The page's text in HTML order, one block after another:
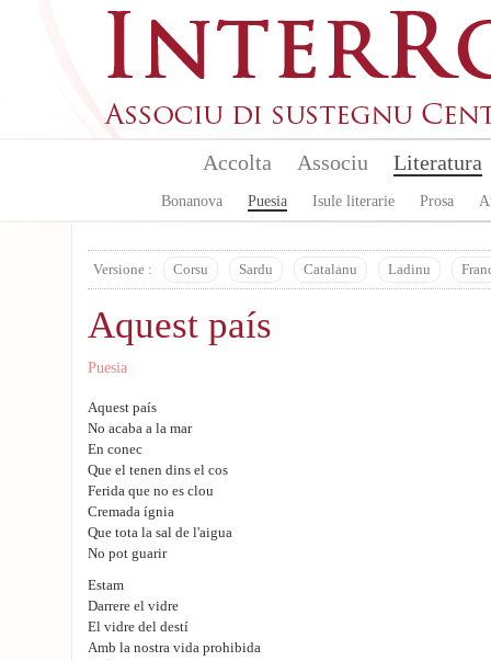
Accolta Associu Literatura
Bonanova Puesia Isule literarie Prosa
Versione : Corsu Sardu Catalanu Ladinu
Aquest país
Puesia
Aquest país
No acaba a la mar
En conec
Que el tenen dins el cos
Ferida que no es clou
Cremada ígnia
Que tota la sal de l'aigua
No pot guarir
Estam
Darrere el vidre
El vidre del destí
Amb la nostra vida prohibida